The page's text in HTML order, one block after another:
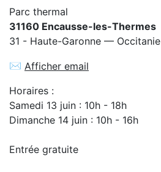
Parc thermal
31160 Encausse-les-Thermes
31 - Haute-Garonne — Occitanie
✉ Afficher email
Horaires :
Samedi 13 juin : 10h - 18h
Dimanche 14 juin : 10h - 16h
Entrée gratuite